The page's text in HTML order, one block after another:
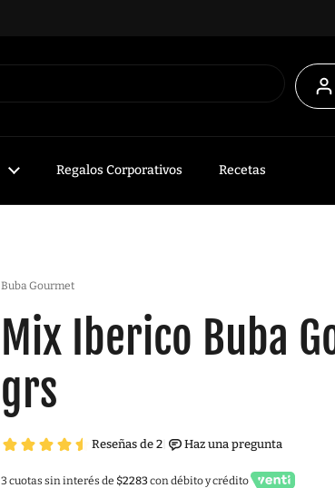
Regalos Corporativos Recetas
Buba Gourmet
Mix Iberico Buba
grs
3 cuotas sin interés de $2283con débito y crédito